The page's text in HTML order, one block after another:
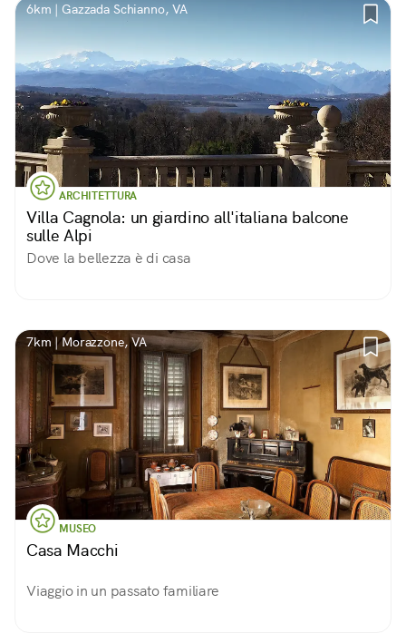
6km | Gazzada Schianno, VA
ARCHITETTURA
Villa Cagnola: un giardino all'italiana balcone
sulle Alpi
Dove la bellezza è di casa
7km | Morazzone, VA
MUSEO
Casa Macchi
Viaggio in un passato familiare